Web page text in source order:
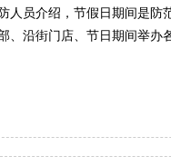
员介绍，节假日期间是防范
、沿街门店、节日期间举办